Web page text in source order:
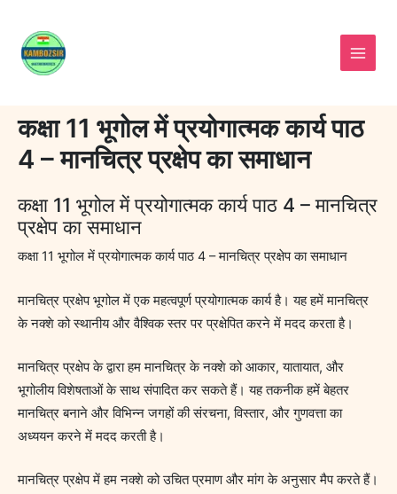
content
कक्षा 11 भूगोल में प्रयोगात्मक कार्य पाठ
4 – मानचित्र प्रक्षेप का समाधान
कक्षा 11 भूगोल में प्रयोगात्मक कार्य पाठ 4 – मानचित्र
प्रक्षेप का समाधान
कक्षा 11 भूगोल में प्रयोगात्मक कार्य पाठ 4 – मानचित्र प्रक्षेप का समाधान
मानचित्र प्रक्षेप भूगोल में एक महत्वपूर्ण प्रयोगात्मक कार्य है। यह हमें मानचित्र
के नक्शे को स्थानीय और वैश्विक स्तर पर प्रक्षेपित करने में मदद करता है।
मानचित्र प्रक्षेप के द्वारा हम मानचित्र के नक्शे को आकार, यातायात, और
भूगोलीय विशेषताओं के साथ संपादित कर सकते हैं। यह तकनीक हमें बेहतर
मानचित्र बनाने और विभिन्न जगहों की संरचना, विस्तार, और गुणवत्ता का
अध्ययन करने में मदद करती है।
मानचित्र प्रक्षेप में हम नक्शे को उचित प्रमाण और मांग के अनुसार मैप करते हैं।